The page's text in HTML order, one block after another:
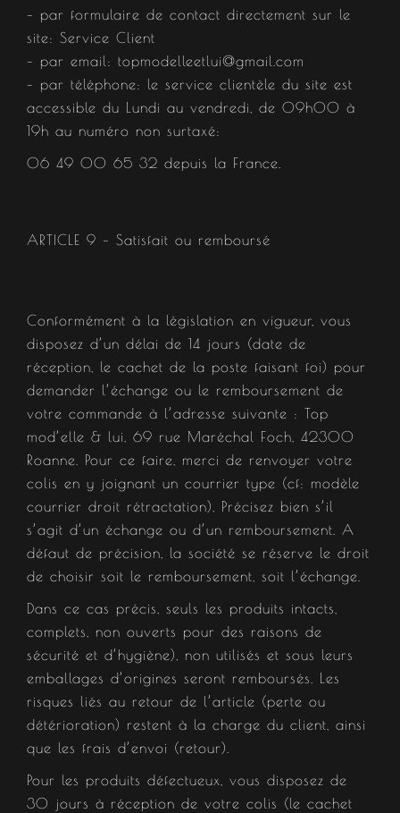
– par formulaire de contact directement sur le
site: Service Client
– par email: topmodelleetlui@gmail.com
– par téléphone: le service clientèle du site est
accessible du Lundi au vendredi, de 09h00 à
19h au numéro non surtaxé:
06 49 00 65 32 depuis la France.
ARTICLE 9 – Satisfait ou remboursé​
Conformément à la législation en vigueur, vous
disposez d’un délai de 14 jours (date de
réception, le cachet de la poste faisant foi) pour
demander l’échange ou le remboursement de
votre commande à l’adresse suivante : Top
mod’elle & lui, 69 rue Maréchal Foch, 42300
Roanne. Pour ce faire, merci de renvoyer votre
colis en y joignant un courrier type (cf: modèle
courrier droit rétractation), Précisez bien s’il
s’agit d’un échange ou d’un remboursement. A
défaut de précision, la société se réserve le droit
de choisir soit le remboursement, soit l’échange.
Dans ce cas précis, seuls les produits intacts,
complets, non ouverts pour des raisons de
sécurité et d’hygiène), non utilisés et sous leurs
emballages d’origines seront remboursés. Les
risques liés au retour de l’article (perte ou
détérioration) restent à la charge du client, ainsi
que les frais d’envoi (retour).
Pour les produits défectueux, vous disposez de
30 jours à réception de votre colis (le cachet